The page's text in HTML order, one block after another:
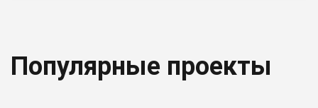
Популярные проекты